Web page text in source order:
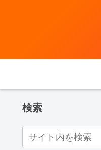
検索